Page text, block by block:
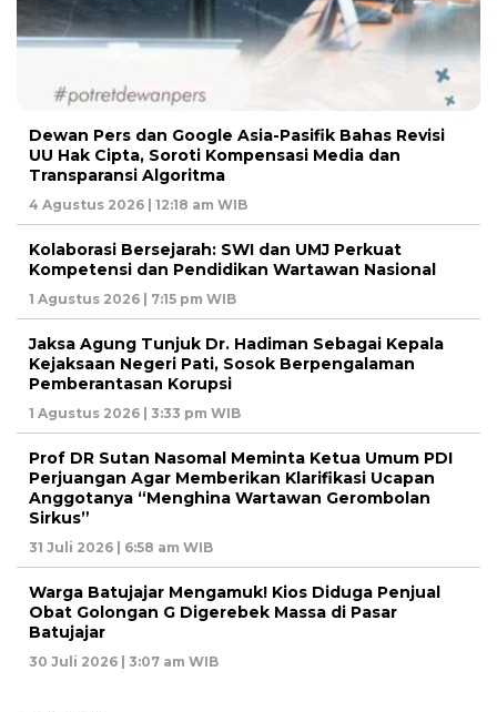
Dewan Pers dan Google Asia-Pasifik Bahas Revisi
UU Hak Cipta, Soroti Kompensasi Media dan
Transparansi Algoritma
4 Agustus 2026 | 12:18 am WIB
Kolaborasi Bersejarah: SWI dan UMJ Perkuat
Kompetensi dan Pendidikan Wartawan Nasional
1 Agustus 2026 | 7:15 pm WIB
Jaksa Agung Tunjuk Dr. Hadiman Sebagai Kepala
Kejaksaan Negeri Pati, Sosok Berpengalaman
Pemberantasan Korupsi
1 Agustus 2026 | 3:33 pm WIB
Prof DR Sutan Nasomal Meminta Ketua Umum PDI
Perjuangan Agar Memberikan Klarifikasi Ucapan
Anggotanya “Menghina Wartawan Gerombolan
Sirkus”
31 Juli 2026 | 6:58 am WIB
Warga Batujajar Mengamuk! Kios Diduga Penjual
Obat Golongan G Digerebek Massa di Pasar
Batujajar
30 Juli 2026 | 3:07 am WIB